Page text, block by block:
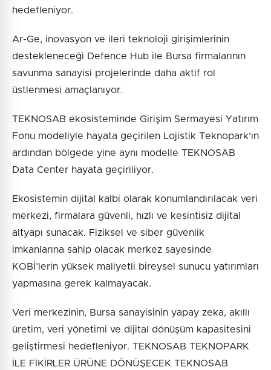
hedefleniyor.
Ar-Ge, inovasyon ve ileri teknoloji girişimlerinin
destekleneceği Defence Hub ile Bursa firmalarının
savunma sanayisi projelerinde daha aktif rol
üstlenmesi amaçlanıyor.
TEKNOSAB ekosisteminde Girişim Sermayesi Yatırım
Fonu modeliyle hayata geçirilen Lojistik Teknopark’ın
ardından bölgede yine aynı modelle TEKNOSAB
Data Center hayata geçiriliyor.
Ekosistemin dijital kalbi olarak konumlandırılacak veri
merkezi, firmalara güvenli, hızlı ve kesintisiz dijital
altyapı sunacak. Fiziksel ve siber güvenlik
imkanlarına sahip olacak merkez sayesinde
KOBİ’lerin yüksek maliyetli bireysel sunucu yatırımları
yapmasına gerek kalmayacak.
Veri merkezinin, Bursa sanayisinin yapay zeka, akıllı
üretim, veri yönetimi ve dijital dönüşüm kapasitesini
geliştirmesi hedefleniyor. TEKNOSAB TEKNOPARK
İLE FİKİRLER ÜRÜNE DÖNÜŞECEK TEKNOSAB